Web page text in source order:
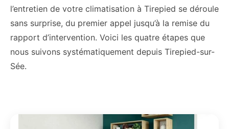
l’entretien de votre climatisation à Tirepied se déroule
sans surprise, du premier appel jusqu’à la remise du
rapport d’intervention. Voici les quatre étapes que
nous suivons systématiquement depuis Tirepied-sur-
Sée.